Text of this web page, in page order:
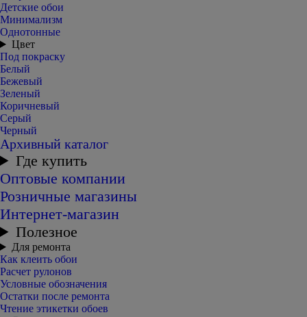
Детские обои
Минимализм
Однотонные
Цвет
Под покраску
Белый
Бежевый
Зеленый
Коричневый
Серый
Черный
Архивный каталог
Где купить
Оптовые компании
Розничные магазины
Интернет-магазин
Полезное
Для ремонта
Как клеить обои
Расчет рулонов
Условные обозначения
Остатки после ремонта
Чтение этикетки обоев